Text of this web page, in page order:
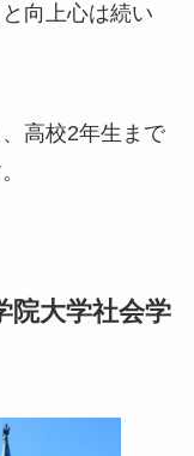
向上心は続い
高校2年生まで
院大学社会学